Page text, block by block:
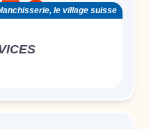
le village suisse